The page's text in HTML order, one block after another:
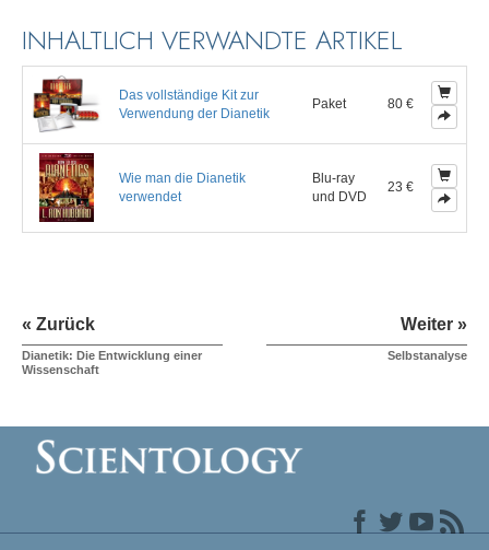
INHALTLICH VERWANDTE ARTIKEL
Das vollständige Kit zur
Verwendung der Dianetik
Paket 80 €
Wie man die Dianetik
verwendet
Blu-ray
und DVD
23 €
« Zurück
Dianetik: Die Entwicklung einer
Wissenschaft
Weiter »
Selbstanalyse